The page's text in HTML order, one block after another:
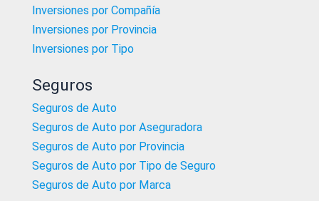
Inversiones por Compañía
Inversiones por Provincia
Inversiones por Tipo
Seguros
Seguros de Auto
Seguros de Auto por Aseguradora
Seguros de Auto por Provincia
Seguros de Auto por Tipo de Seguro
Seguros de Auto por Marca